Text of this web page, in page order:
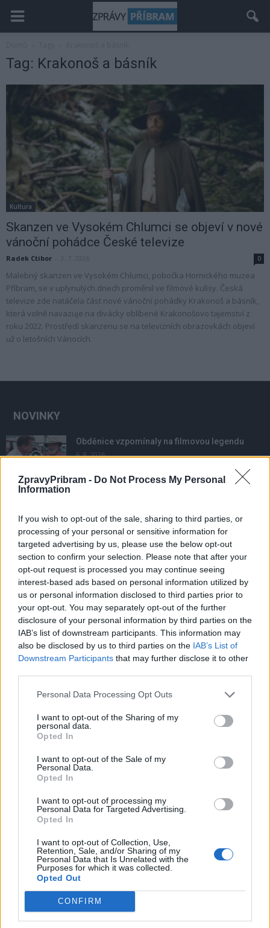
ZpravyPribram - Do Not Process My Personal
Information
If you wish to opt-out of the sale, sharing to third parties, or
processing of your personal or sensitive information for
targeted advertising by us, please use the below opt-out
section to confirm your selection. Please note that after your
opt-out request is processed you may continue seeing
interest-based ads based on personal information utilized by
us or personal information disclosed to third parties prior to
your opt-out. You may separately opt-out of the further
disclosure of your personal information by third parties on the
IAB’s list of downstream participants. This information may
also be disclosed by us to third parties on the IAB’s List of
Downstream Participants that may further disclose it to other
Personal Data Processing Opt Outs
I want to opt-out of the Sharing of my
personal data.
Opted In
I want to opt-out of the Sale of my
Personal Data.
Opted In
I want to opt-out of processing my
Personal Data for Targeted Advertising.
Opted In
I want to opt-out of Collection, Use,
Retention, Sale, and/or Sharing of my
Personal Data that Is Unrelated with the
Purposes for which it was collected.
Opted Out
CONFIRM
Tag: Krakonoš a básník
Kultura
Skanzen ve Vysokém Chlumci se objeví v nové
vánoční pohádce České televize
Radek Ctibor 0
Malebný skanzen ve Vysokém Chlumci, pobočka Hornického muzea
Příbram, se v uplynulých dnech proměnil ve filmové kulisy. Česká
televize zde natáčela část nové vánoční pohádky Krakonoš a básník,
která volně navazuje na divácky oblíbené Krakonošovo tajemství z
roku 2022. Prostředí skanzenu se na televizních obrazovkách objeví
už o letošních Vánocích.
NOVINKY
Obděnice vzpomínaly na filmovou legendu
6. 8. 2026
4. 8. 2026
Příbram modernizuje parkovací automaty.
Přibudou i tři nové poblíž Svaté Hory
3. 8. 2026
NEJČTENĚJŠÍ ČLÁNKY
Lazsko zřídilo transparentní účet na pomoc
mladé mamince, náhle postižené mrtvicí
14. 2. 2023
2. 12. 2016
AKTUALIZOVÁNO: Bývalý objekt Las Vegas na
OBLÍBENÉ KATEGORIE
Zpravodajství
Sport